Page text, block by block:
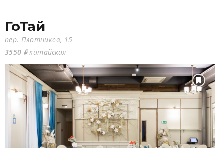
ГоТай
пер. Плотников, 15
3550 ₽китайская